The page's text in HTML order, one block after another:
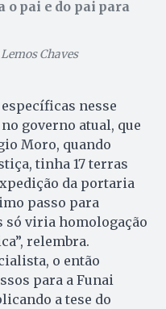
o pai e do pai para
Chaves
nesse
governo atual, que
Moro, quando
tinha 17 terras
da portaria
passo para
viria homologação
relembra.
o então
para a Funai
a tese do